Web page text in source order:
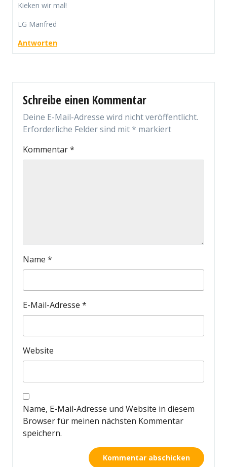
Kieken wir mal!
LG Manfred
Antworten
Schreibe einen Kommentar
Deine E-Mail-Adresse wird nicht veröffentlicht.
Erforderliche Felder sind mit* markiert
Kommentar*
Name *
E-Mail-Adresse *
Website
Name, E-Mail-Adresse und Website in diesem
Browser für meinen nächsten Kommentar
speichern.